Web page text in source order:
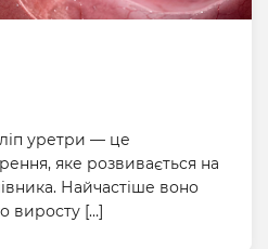
уретри — це
яке розвивається на
Найчастіше воно
виросту […]